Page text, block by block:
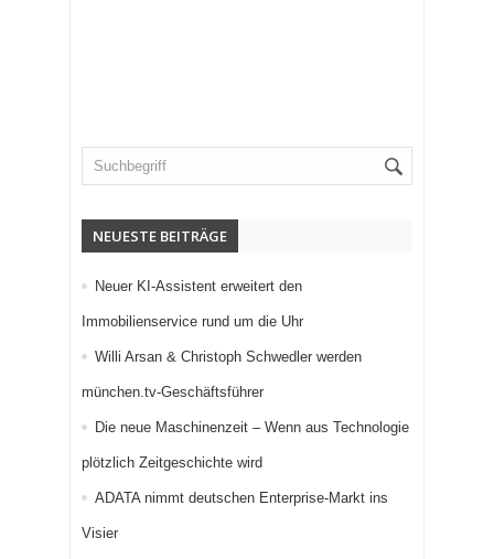
NEUESTE BEITRÄGE
Neuer KI-Assistent erweitert den
Immobilienservice rund um die Uhr
Willi Arsan & Christoph Schwedler werden
münchen.tv-Geschäftsführer
Die neue Maschinenzeit – Wenn aus Technologie
plötzlich Zeitgeschichte wird
ADATA nimmt deutschen Enterprise-Markt ins
Visier